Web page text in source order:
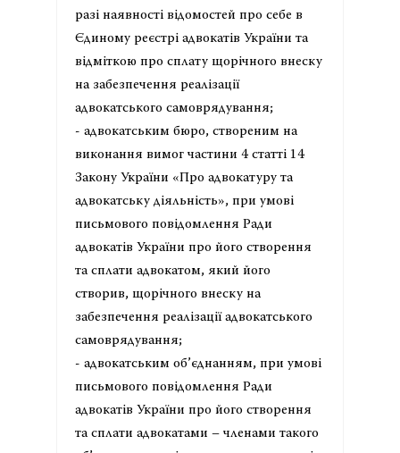
разі наявності відомостей про себе в
Єдиному реєстрі адвокатів України та
відміткою про сплату щорічного внеску
на забезпечення реалізації
адвокатського самоврядування;
- адвокатським бюро, створеним на
виконання вимог частини 4 статті 14
Закону України «Про адвокатуру та
адвокатську діяльність», при умові
письмового повідомлення Ради
адвокатів України про його створення
та сплати адвокатом, який його
створив, щорічного внеску на
забезпечення реалізації адвокатського
самоврядування;
- адвокатським об’єднанням, при умові
письмового повідомлення Ради
адвокатів України про його створення
та сплати адвокатами – членами такого